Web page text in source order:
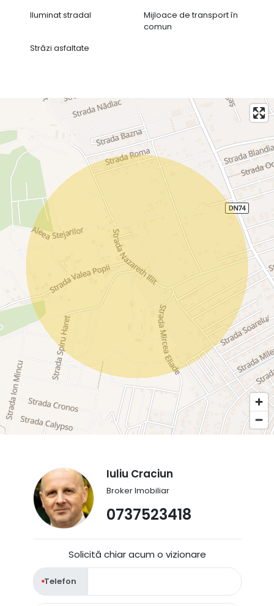
Iluminat stradal
Mijloace de transport în
comun
Străzi asfaltate
Iuliu Craciun
Broker Imobiliar
0737523418
Solicită chiar acum o vizionare
Telefon